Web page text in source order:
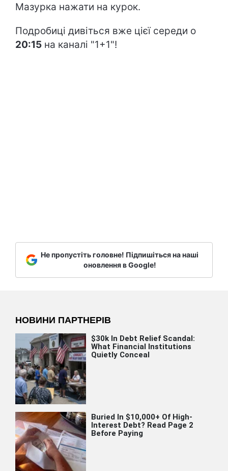
Мазурка нажати на курок.
Подробиці дивіться вже цієї середи о
20:15 на каналі "1+1"!
Не пропустіть головне! Підпишіться на наші
оновлення в Google!